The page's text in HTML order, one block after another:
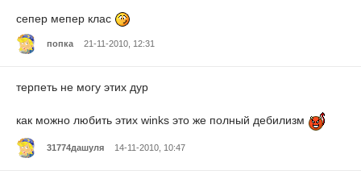
сепер мепер клас
попка 21-11-2010, 12:31
терпеть не могу этих дур
как можно любить этих winks это же полный дебилизм
31774дашуля 14-11-2010, 10:47